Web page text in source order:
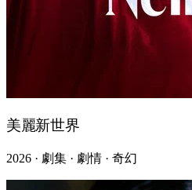
美麗新世界
2026 · 劇集 · 劇情 · 奇幻